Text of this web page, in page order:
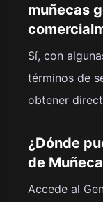
muñecas
Sí, con
términos de
obtener
¿Dónde
de
Accede al